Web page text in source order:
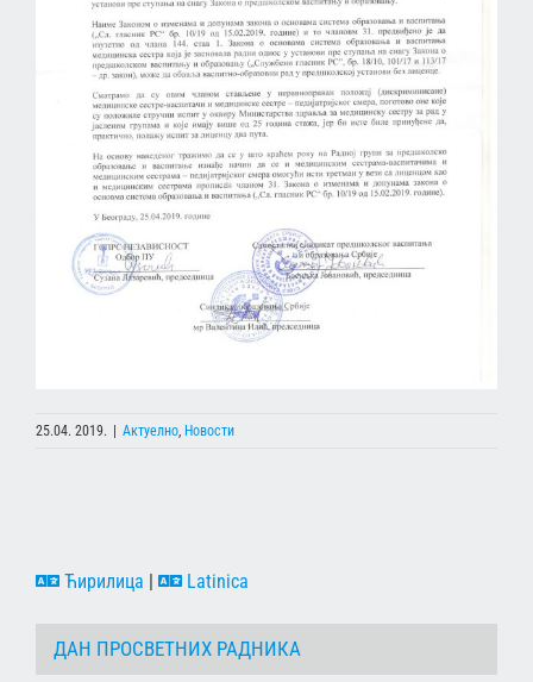
25.04. 2019. Актуелно, Новости
Ћирилица | Latinica
ДАН ПРОСВЕТНИХ РАДНИКА